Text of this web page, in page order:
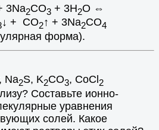
3Na2СO3 + 3H2O ⇔
↓ + СО2↑ + 3Na2СO4
форма).
Na2S, K2CO3, CoCl 2
Составьте ионно-
уравнения
солей. Какое